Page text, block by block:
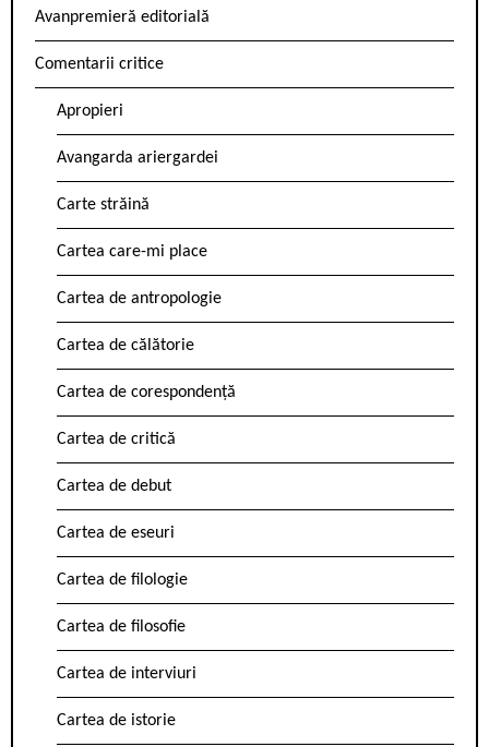
Avanpremieră editorială
Comentarii critice
Apropieri
Avangarda ariergardei
Carte străină
Cartea care-mi place
Cartea de antropologie
Cartea de călătorie
Cartea de corespondență
Cartea de critică
Cartea de debut
Cartea de eseuri
Cartea de filologie
Cartea de filosofie
Cartea de interviuri
Cartea de istorie